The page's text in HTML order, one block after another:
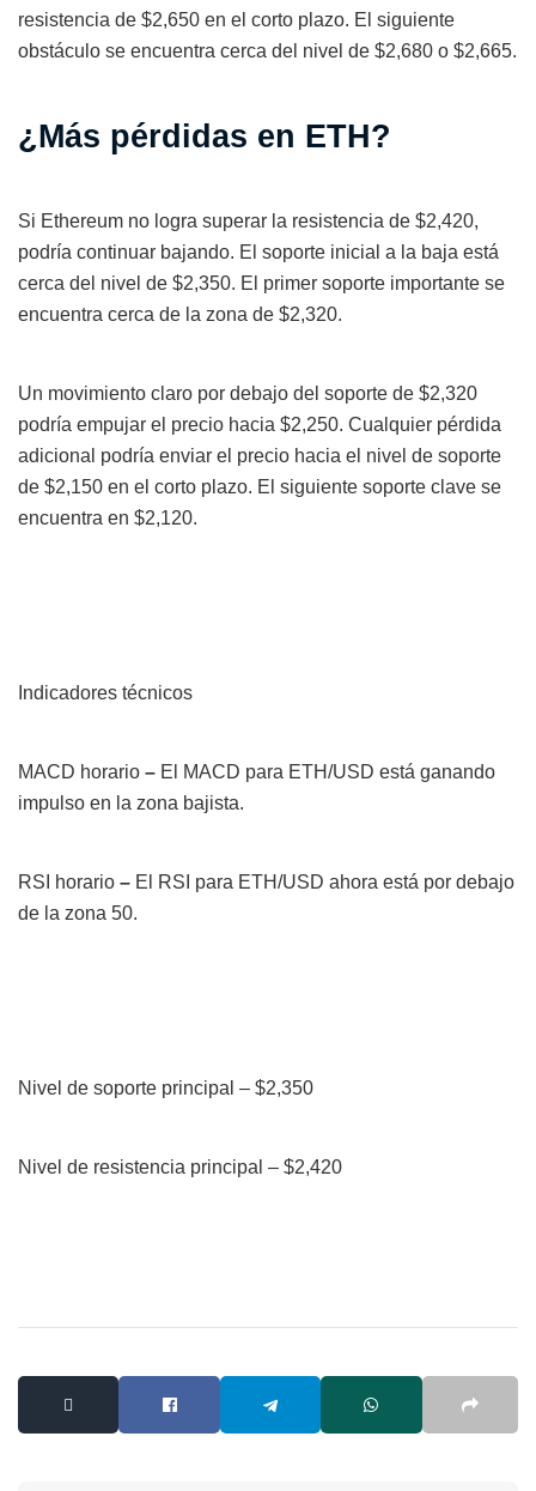
resistencia de $2,650 en el corto plazo. El siguiente
obstáculo se encuentra cerca del nivel de $2,680 o $2,665.
¿Más pérdidas en ETH?
Si Ethereum no logra superar la resistencia de $2,420,
podría continuar bajando. El soporte inicial a la baja está
cerca del nivel de $2,350. El primer soporte importante se
encuentra cerca de la zona de $2,320.
Un movimiento claro por debajo del soporte de $2,320
podría empujar el precio hacia $2,250. Cualquier pérdida
adicional podría enviar el precio hacia el nivel de soporte
de $2,150 en el corto plazo. El siguiente soporte clave se
encuentra en $2,120.
Indicadores técnicos
MACD horario – El MACD para ETH/USD está ganando
impulso en la zona bajista.
RSI horario – El RSI para ETH/USD ahora está por debajo
de la zona 50.
Nivel de soporte principal – $2,350
Nivel de resistencia principal – $2,420